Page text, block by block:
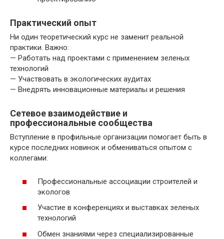
Практический опыт
Ни один теоретический курс не заменит реальной
практики. Важно:
— Работать над проектами с применением зеленых
технологий
— Участвовать в экологических аудитах
— Внедрять инновационные материалы и решения
Сетевое взаимодействие и
профессиональные сообщества
Вступление в профильные организации помогает быть в
курсе последних новинок и обмениваться опытом с
коллегами:
Профессиональные ассоциации строителей и
экологов
Участие в конференциях и выставках зеленых
технологий
Обмен знаниями через специализированные